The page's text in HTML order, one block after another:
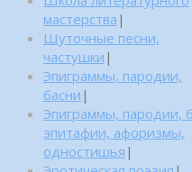
мастерства |
Шуточные песни,
частушки |
Эпиграммы, пародии,
басни |
Эпиграммы, пародии,
эпитафии, афоризмы,
одностишья |